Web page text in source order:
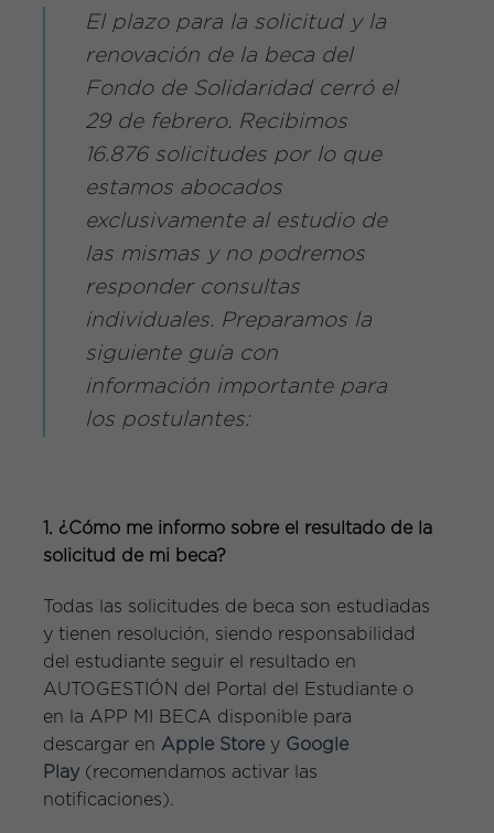
El plazo para la solicitud y la
renovación de la beca del
Fondo de Solidaridad cerró el
29 de febrero. Recibimos
16.876 solicitudes por lo que
estamos abocados
exclusivamente al estudio de
las mismas y no podremos
responder consultas
individuales. Preparamos la
siguiente guía con
información importante para
los postulantes:
1. ¿Cómo me informo sobre el resultado de la
solicitud de mi beca?
Todas las solicitudes de beca son estudiadas
y tienen resolución, siendo responsabilidad
del estudiante seguir el resultado en
AUTOGESTIÓN del Portal del Estudiante o
en la APP MI BECA disponible para
descargar en Apple Store y Google
Play (recomendamos activar las
notificaciones).